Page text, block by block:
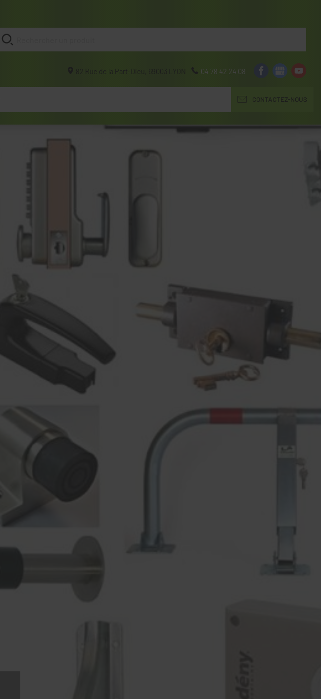
82 Rue de la Part-Dieu, 69003 LYON 04 78 42 24 08
CONTACTEZ-NOUS